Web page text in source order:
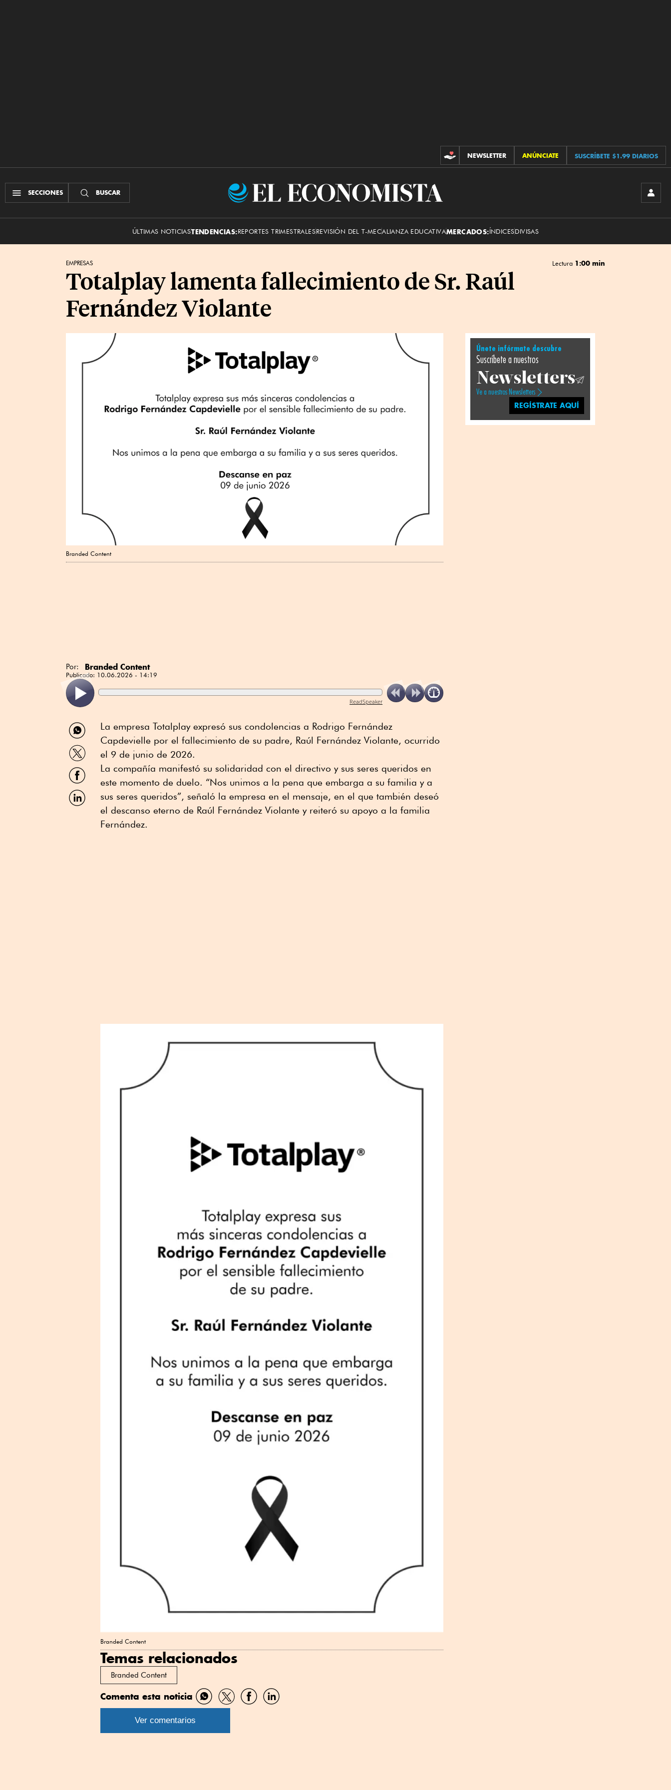
CONTRIBUCIONES
NEWSLETTER ANÚNCIATE SUSCRÍBETE $1.99 DIARIOS
SECCIONES BUSCAR
El
ÚLTIMAS NOTICIASTENDENCIAS:REPORTES TRIMESTRALESREVISIÓN DEL T-MECALIANZA EDUCATIVAMERCADOS:ÍNDICESDIVISAS
EMPRESAS Lectura 1:00 min
Totalplay lamenta fallecimiento de Sr. Raúl
Fernández Violante
Branded Content
Por: Branded Content
Publicado: 10.06.2026 - 14:19
ReadSpeaker
Compartir
por
WhatsApp
Compartir
por
Twitter
Compartir
por
Facebook
Compartir
por
La empresa Totalplay⁠ expresó sus condolencias a Rodrigo Fernández
Capdevielle por el fallecimiento de su padre, Raúl Fernández Violante, ocurrido
el 9 de junio de 2026.
La compañía manifestó su solidaridad con el directivo y sus seres queridos en
este momento de duelo. “Nos unimos a la pena que embarga a su familia y a
sus seres queridos”, señaló la empresa en el mensaje, en el que también deseó
el descanso eterno de Raúl Fernández Violante y reiteró su apoyo a la familia
Fernández.
Branded Content
Temas relacionados
Branded Content
Comenta esta noticia
Compartir
por
Compartir
por
CompartirCompartir
Ver comentarios
Únete infórmate descubre
Suscríbete a nuestros
Newsletters
Ve a nuestros Newsletters
REGÍSTRATE AQUÍ